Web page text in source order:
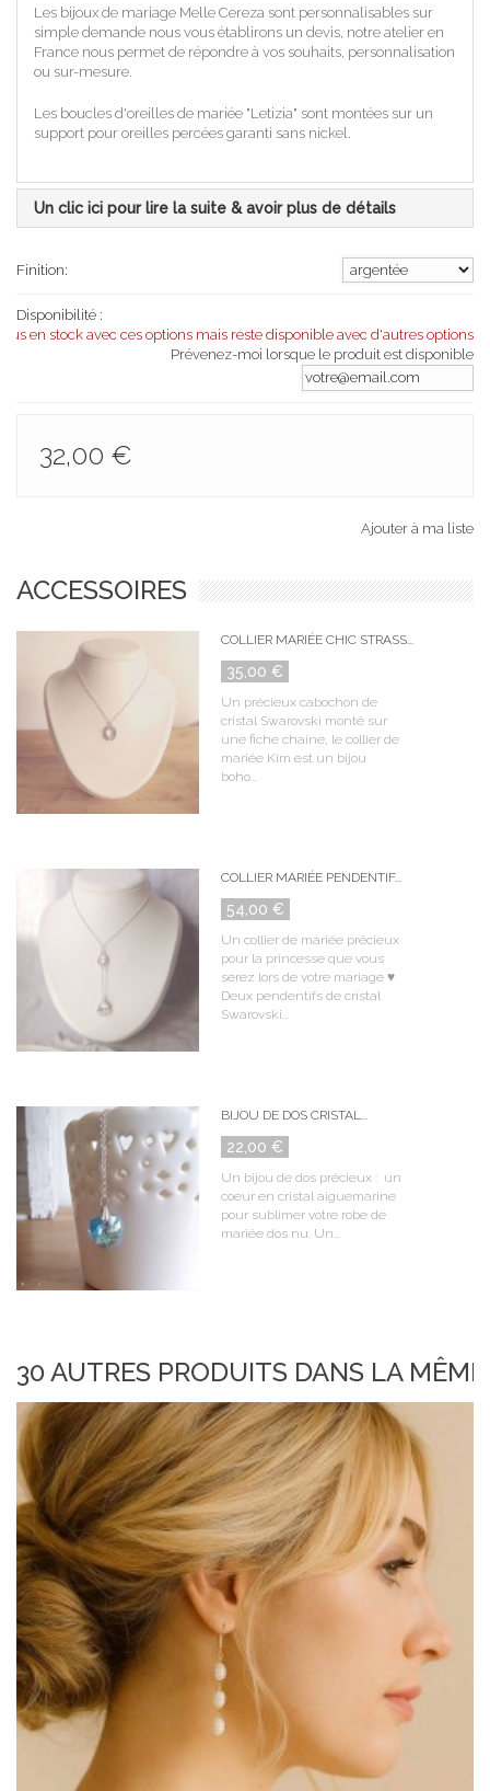
Les bijoux de mariage Melle Cereza sont personnalisables sur
simple demande nous vous établirons un devis, notre atelier en
France nous permet de répondre à vos souhaits, personnalisation
ou sur-mesure.
Les boucles d'oreilles de mariée "Letizia" sont montées sur un
support pour oreilles percées garanti sans nickel.
Un clic ici pour lire la suite & avoir plus de détails
Finition:
Disponibilité :
en stock avec ces options mais reste disponible avec d'autres options
Prévenez-moi lorsque le produit est disponible
32,00 €
Ajouter à ma liste
ACCESSOIRES
COLLIER MARIÉE CHIC STRASS...
35,00 €
Un précieux cabochon de
cristal Swarovski monté sur
une fiche chaine, le collier de
mariée Kim est un bijou
boho...
COLLIER MARIÉE PENDENTIF...
54,00 €
Un collier de mariée précieux
pour la princesse que vous
serez lors de votre mariage ♥
Deux pendentifs de cristal
Swarovski...
BIJOU DE DOS CRISTAL...
22,00 €
Un bijou de dos précieux : un
coeur en cristal aiguemarine
pour sublimer votre robe de
mariée dos nu. Un...
30 AUTRES PRODUITS DANS LA